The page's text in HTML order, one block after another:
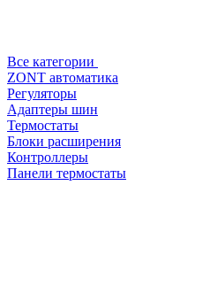
Все категории
ZONT автоматика
Регуляторы
Адаптеры шин
Термостаты
Блоки расширения
Контроллеры
Панели термостаты